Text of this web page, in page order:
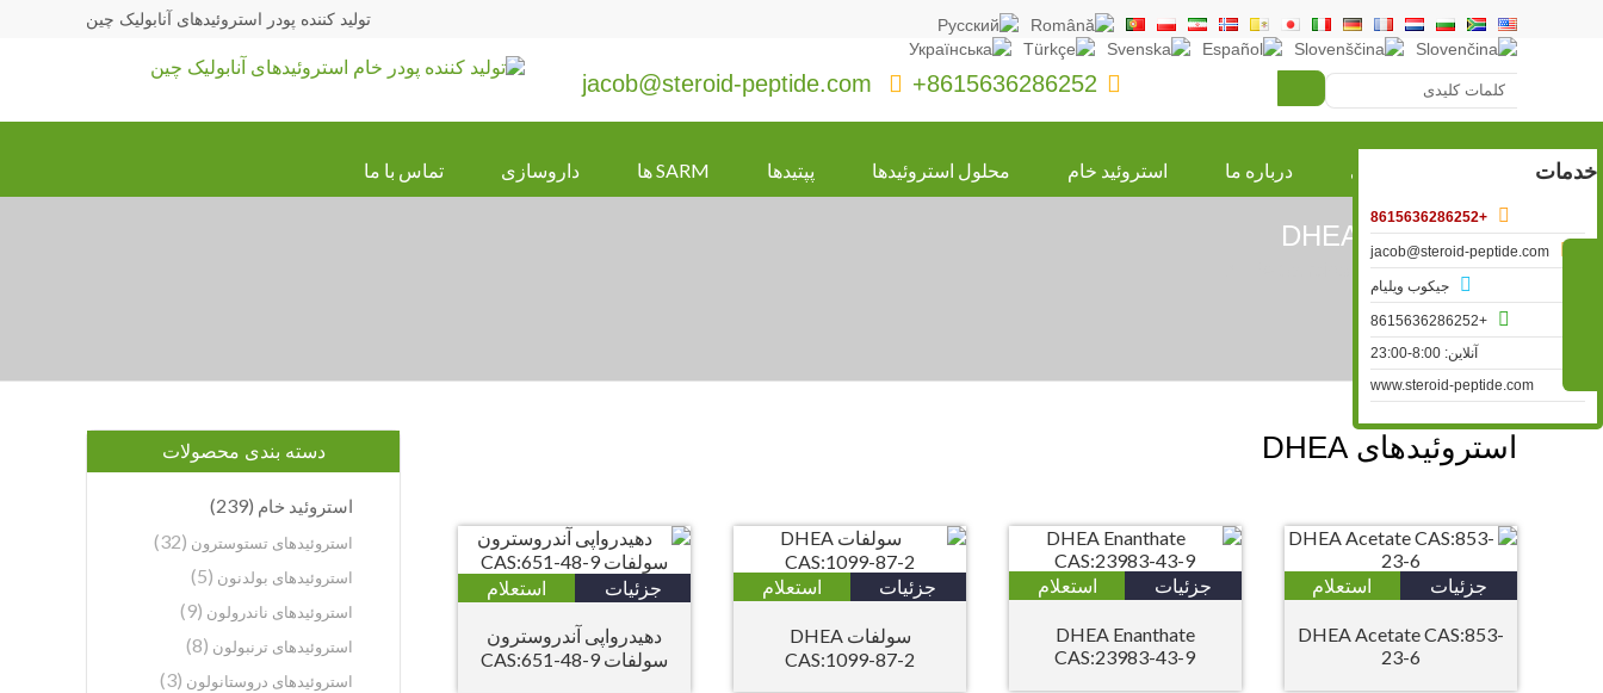
تولید کننده پودر استروئیدهای آنابولیک چین

jacob@steroid-peptide.com  +8615636286252
صفحه اصلی درباره ما استروئید خام محلول استروئیدها پپتیدها SARM ها داروسازی تماس با ما
استروئیدهای DHEA

»استروئید خام
استروئیدهای DHEA
جزئیات استعلام
دهیدرواپی آندروسترون
سولفات CAS:651-48-9
جزئیات استعلام
سولفات DHEA
CAS:1099-87-2
جزئیات استعلام
DHEA Enanthate
CAS:23983-43-9
جزئیات استعلام
DHEA Acetate CAS:853-
23-6
دسته بندی محصولات
استروئید خام (239)
استروئیدهای تستوسترون (32)
استروئیدهای بولدنون (5)
استروئیدهای ناندرولون (9)
استروئیدهای ترنبولون (8)
استروئیدهای دروستانولون (3)
خدمات

+8615636286252

 جیکوب ویلیام

+8615636286252
آنلاین: 8:00-23:00
www.steroid-peptide.com